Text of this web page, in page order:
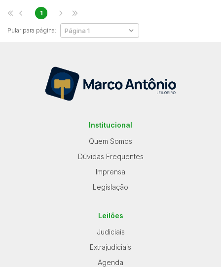
Pular para página:
1
Institucional
Quem Somos
Dúvidas Frequentes
Imprensa
Legislação
Leilões
Judiciais
Extrajudiciais
Agenda